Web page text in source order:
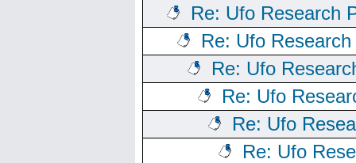
Re: Ufo Research
Re: Ufo
Re: Ufo
Re: Ufo
Re: Ufo
Re: Ufo